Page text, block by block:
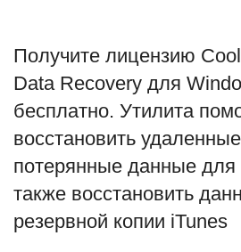
Шоу-бизнес
В мире
Россия
Язык
Получите лицензию
Data Recovery для
бесплатно. Утилита
восстановить
потерянные данные для
также восстановить
резервной копии iTunes